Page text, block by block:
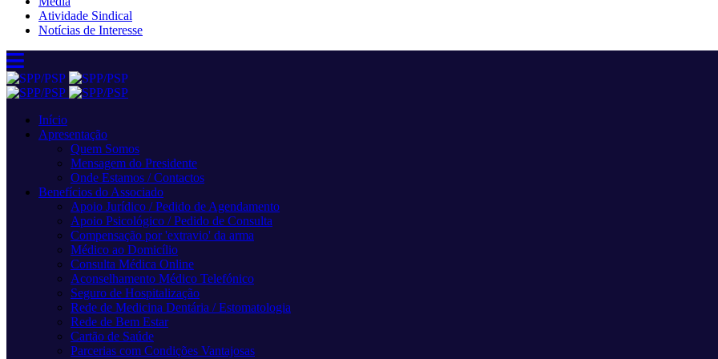
Atividade Sindical
Notícias de Interesse
Início
Apresentação
Quem Somos
Mensagem do Presidente
Onde Estamos / Contactos
Benefícios do Associado
Apoio Jurídico / Pedido de Agendamento
Apoio Psicológico / Pedido de Consulta
Compensação por 'extravio' da arma
Médico ao Domicílio
Consulta Médica Online
Aconselhamento Médico Telefónico
Seguro de Hospitalização
Rede de Medicina Dentária / Estomatologia
Rede de Bem Estar
Cartão de Saúde
Parcerias com Condições Vantajosas